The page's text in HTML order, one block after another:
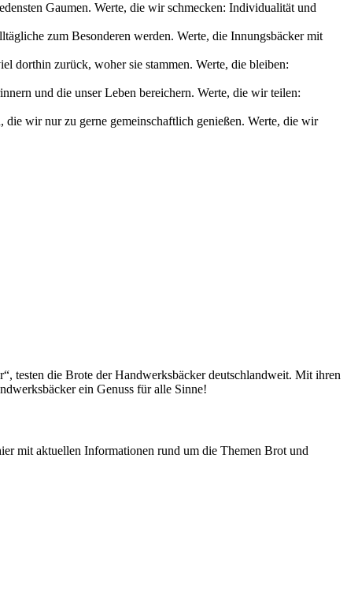
Gaumen. Werte, die wir schmecken: Individualität und
zum Besonderen werden. Werte, die Innungsbäcker mit
dorthin zurück, woher sie stammen. Werte, die bleiben:
und die unser Leben bereichern. Werte, die wir teilen:
wir nur zu gerne gemeinschaftlich genießen. Werte, die wir
testen die Brote der Handwerksbäcker deutschlandweit. Mit ihren
ein Genuss für alle Sinne!
mit aktuellen Informationen rund um die Themen Brot und